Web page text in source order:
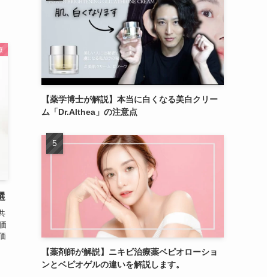
【薬学博士が解説】本当に白くなる美白クリー
ム「Dr.Althea」の注意点
【薬剤師が解説】ニキビ治療薬ベピオローショ
ンとベピオゲルの違いを解説します。